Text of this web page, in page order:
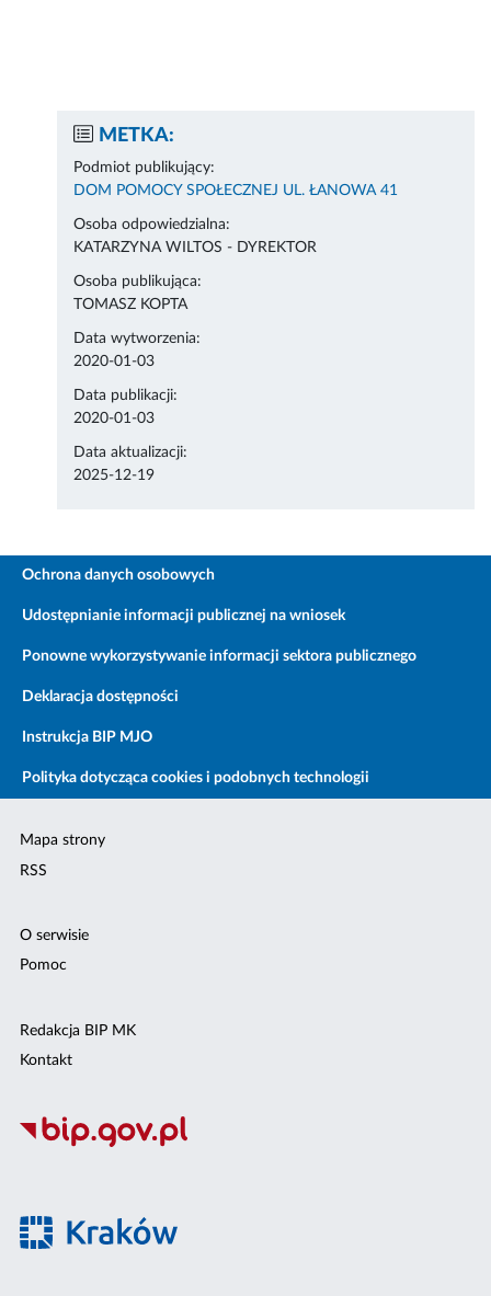
METKA:
Podmiot publikujący:
DOM POMOCY SPOŁECZNEJ UL. ŁANOWA 41
Osoba odpowiedzialna:
KATARZYNA WILTOS - DYREKTOR
Osoba publikująca:
TOMASZ KOPTA
Data wytworzenia:
2020-01-03
Data publikacji:
2020-01-03
Data aktualizacji:
2025-12-19
Ochrona danych osobowych
Udostępnianie informacji publicznej na wniosek
Ponowne wykorzystywanie informacji sektora publicznego
Deklaracja dostępności
Instrukcja BIP MJO
Polityka dotycząca cookies i podobnych technologii
Mapa strony
RSS
O serwisie
Pomoc
Redakcja BIP MK
Kontakt